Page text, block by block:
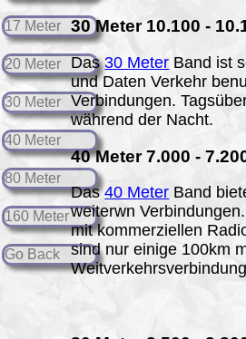
17 Meter
20 Meter
30 Meter
40 Meter
80 Meter
160 Meter
Go Back
30Meter 10.100 -
Das30 Meter Band ist
und Daten Verkehr
Verbindungen.
während der Nacht.
40Meter 7.000 -
Das40 Meter Band
weiterwn
mit kommerziellen
sind nur einige 100km